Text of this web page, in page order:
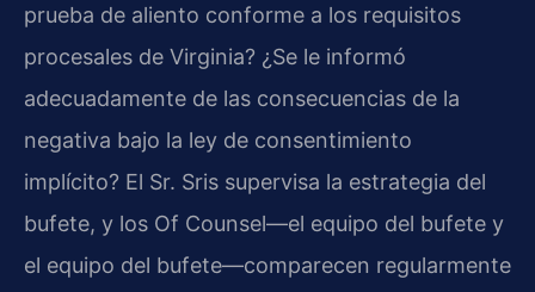
prueba de aliento conforme a los requisitos
procesales de Virginia? ¿Se le informó
adecuadamente de las consecuencias de la
negativa bajo la ley de consentimiento
implícito? El Sr. Sris supervisa la estrategia del
bufete, y los Of Counsel—el equipo del bufete y
el equipo del bufete—comparecen regularmente